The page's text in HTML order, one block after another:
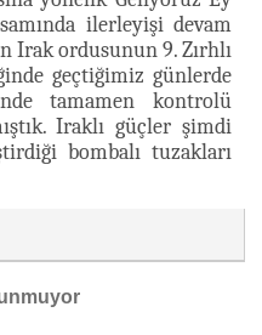
ilerleyişi devam
ordusunun 9. Zırhlı
geçtiğimiz günlerde
tamamen kontrolü
Iraklı güçler şimdi
bombalı tuzakları